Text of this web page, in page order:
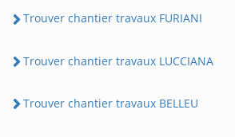
Trouver chantier travaux FURIANI
Trouver chantier travaux LUCCIANA
Trouver chantier travaux BELLEU